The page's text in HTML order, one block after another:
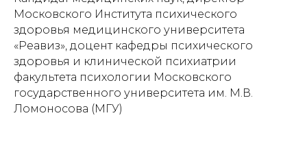
Московского Института психического
здоровья медицинского университета
«Реавиз», доцент кафедры психического
здоровья и клинической психиатрии
факультета психологии Московского
государственного университета им. М.В.
Ломоносова (МГУ)